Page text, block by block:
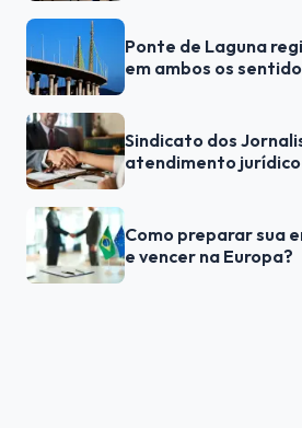
Ponte de Laguna
em ambos os
Sindicato dos
atendimento
Como preparar sua
e vencer na Europa?